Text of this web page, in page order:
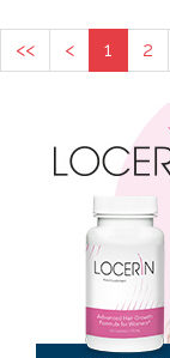
<< < 1 2